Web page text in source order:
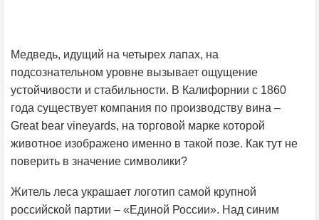
Медведь, идущий на четырех лапах, на
подсознательном уровне вызывает ощущение
устойчивости и стабильности. В Калифорнии с 1860
года существует компания по производству вина –
Great bear vineyards, на торговой марке которой
животное изображено именно в такой позе. Как тут не
поверить в значение символики?
Житель леса украшает логотип самой крупной
российской партии – «Единой России». Над синим